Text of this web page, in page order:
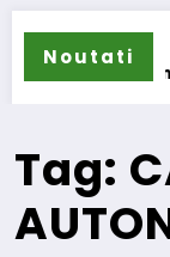
Noutati
transformarea
Tag: